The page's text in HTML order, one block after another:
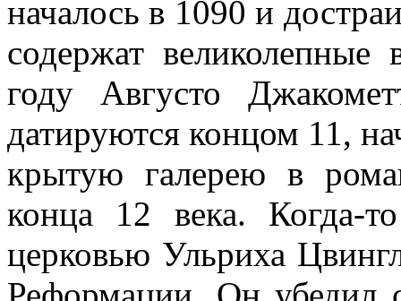
началось в 1090 и
содержат
году Августо
датируются концом 11,
крытую галерею в
конца 12 века. Когда-
церковью Ульриха